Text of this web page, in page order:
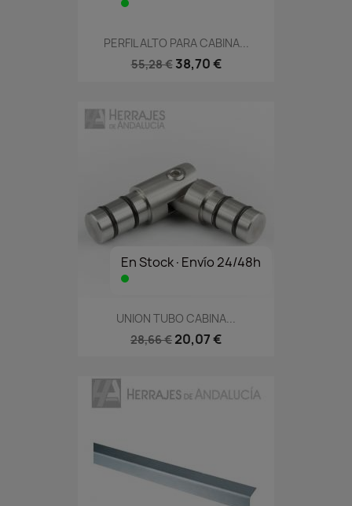
PERFIL ALTO PARA CABINA...
55,28 € 38,70 €
En Stock·Envío 24/48h
UNION TUBO CABINA...
28,66 € 20,07 €